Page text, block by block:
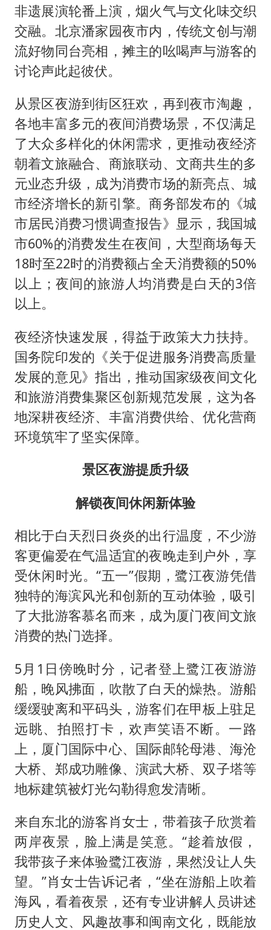
非遗展演轮番上演，烟火气与文化味交织
交融。北京潘家园夜市内，传统文创与潮
流好物同台亮相，摊主的吆喝声与游客的
讨论声此起彼伏。
从景区夜游到街区狂欢，再到夜市淘趣，
各地丰富多元的夜间消费场景，不仅满足
了大众多样化的休闲需求，更推动夜经济
朝着文旅融合、商旅联动、文商共生的多
元业态升级，成为消费市场的新亮点、城
市经济增长的新引擎。商务部发布的《城
市居民消费习惯调查报告》显示，我国城
市60%的消费发生在夜间，大型商场每天
18时至22时的消费额占全天消费额的50%
以上；夜间的旅游人均消费是白天的3倍
以上。
夜经济快速发展，得益于政策大力扶持。
国务院印发的《关于促进服务消费高质量
发展的意见》指出，推动国家级夜间文化
和旅游消费集聚区创新规范发展，这为各
地深耕夜经济、丰富消费供给、优化营商
环境筑牢了坚实保障。
景区夜游提质升级
解锁夜间休闲新体验
相比于白天烈日炎炎的出行温度，不少游
客更偏爱在气温适宜的夜晚走到户外，享
受休闲时光。“五一”假期，鹭江夜游凭借
独特的海滨风光和创新的互动体验，吸引
了大批游客慕名而来，成为厦门夜间文旅
消费的热门选择。
5月1日傍晚时分，记者登上鹭江夜游游
船，晚风拂面，吹散了白天的燥热。游船
缓缓驶离和平码头，游客们在甲板上驻足
远眺、拍照打卡，欢声笑语不断。一路
上，厦门国际中心、国际邮轮母港、海沧
大桥、郑成功雕像、演武大桥、双子塔等
地标建筑被灯光勾勒得愈发清晰。
来自东北的游客肖女士，带着孩子欣赏着
两岸夜景，脸上满是笑意。“趁着放假，
我带孩子来体验鹭江夜游，果然没让人失
望。”肖女士告诉记者，“坐在游船上吹着
海风，看着夜景，还有专业讲解人员讲述
历史人文、风趣故事和闽南文化，既能放